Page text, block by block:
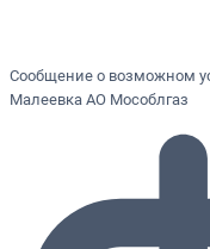
Сообщение о возможном
Малеевка АО Мособлгаз